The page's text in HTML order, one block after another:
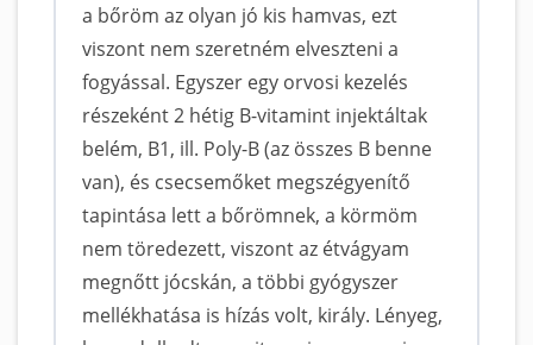
a bőröm az olyan jó kis hamvas, ezt
viszont nem szeretném elveszteni a
fogyással. Egyszer egy orvosi kezelés
részeként 2 hétig B-vitamint injektáltak
belém, B1, ill. Poly-B (az összes B benne
van), és csecsemőket megszégyenítő
tapintása lett a bőrömnek, a körmöm
nem töredezett, viszont az étvágyam
megnőtt jócskán, a többi gyógyszer
mellékhatása is hízás volt, király. Lényeg,